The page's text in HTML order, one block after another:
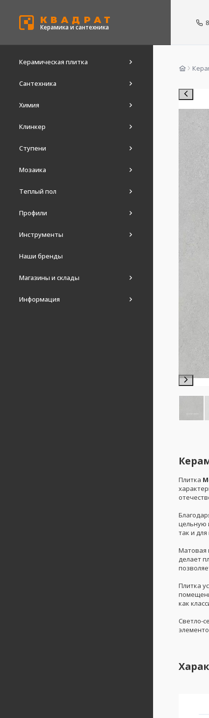
КВАДРАТ
Керамика и сантехника
Керамическая плитка
Сантехника
Химия
Клинкер
Ступени
Мозаика
Теплый пол
Профили
Инструменты
Наши бренды
Магазины и склады
Информация
Плитка
цельную
так и
Матовая
делает
Плитка
как
Светло-